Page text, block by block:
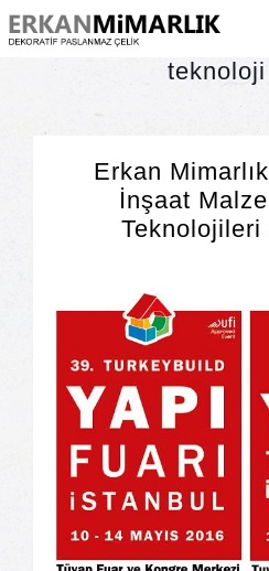
teknoloji
Erkan
İnşaat
Teknolojileri